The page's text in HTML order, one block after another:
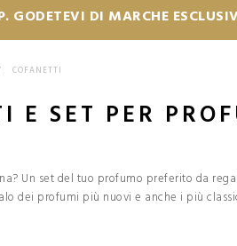
GODETEVI DI MARCHE
COFANETTI
E SET PER
Un set del tuo profumo preferito da
dei profumi più nuovi e anche i più